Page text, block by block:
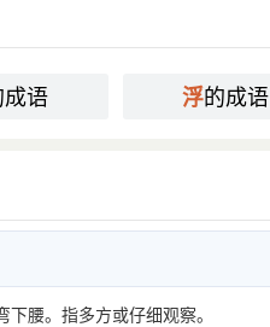
语 浮的成语
腰。指多方或仔细观察。